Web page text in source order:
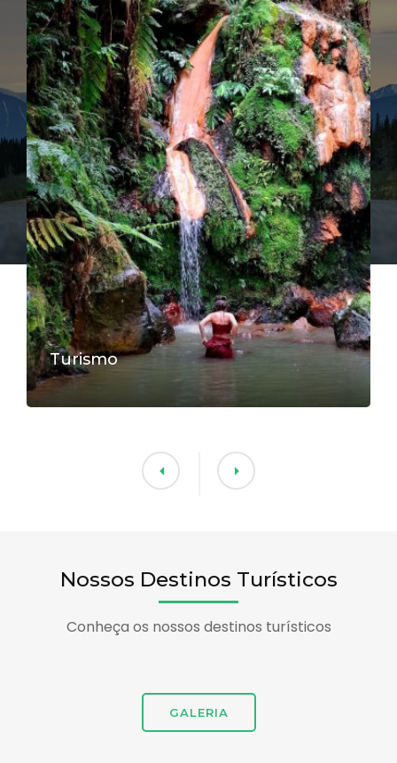
Turismo
Nossos Destinos Turísticos
Conheça os nossos destinos turísticos
GALERIA